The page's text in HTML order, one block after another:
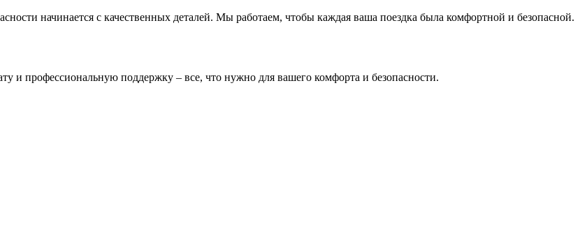
начинается с качественных деталей. Мы работаем, чтобы каждая ваша поездка была комфортной и безопасной.
и профессиональную поддержку – все, что нужно для вашего комфорта и безопасности.